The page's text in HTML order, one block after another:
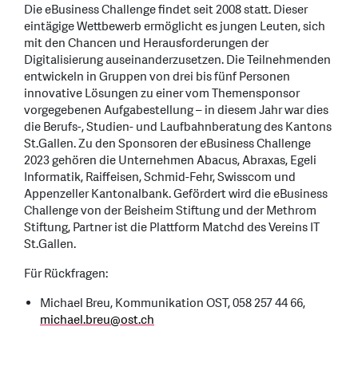
Die eBusiness Challenge findet seit 2008 statt. Dieser
eintägige Wettbewerb ermöglicht es jungen Leuten, sich
mit den Chancen und Herausforderungen der
Digitalisierung auseinanderzusetzen. Die Teilnehmenden
entwickeln in Gruppen von drei bis fünf Personen
innovative Lösungen zu einer vom Themensponsor
vorgegebenen Aufgabestellung – in diesem Jahr war dies
die Berufs-, Studien- und Laufbahnberatung des Kantons
St.Gallen. Zu den Sponsoren der eBusiness Challenge
2023 gehören die Unternehmen Abacus, Abraxas, Egeli
Informatik, Raiffeisen, Schmid-Fehr, Swisscom und
Appenzeller Kantonalbank. Gefördert wird die eBusiness
Challenge von der Beisheim Stiftung und der Methrom
Stiftung, Partner ist die Plattform Matchd des Vereins IT
St.Gallen.
Für Rückfragen:
Michael Breu, Kommunikation OST, 058 257 44 66,
michael.breu@ost.ch